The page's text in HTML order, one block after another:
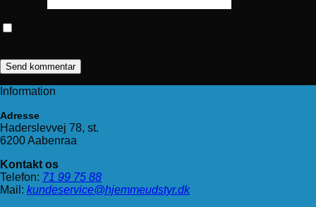
Information
Adresse
Haderslevvej 78, st.
6200 Aabenraa
Kontakt os
Telefon: 71 99 75 88
Mail: kundeservice@hjemmeudstyr.dk